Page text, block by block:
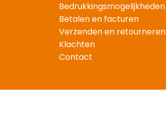
Bedrukkingsmogelijkheden
Betalen en facturen
Verzenden en retourneren
Klachten
Contact